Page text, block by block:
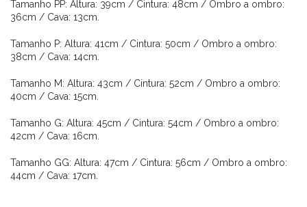
Tamanho PP: Altura: 39cm / Cintura: 48cm / Ombro a ombro:
36cm / Cava: 13cm.
Tamanho P: Altura: 41cm / Cintura: 50cm / Ombro a ombro:
38cm / Cava: 14cm.
Tamanho M: Altura: 43cm / Cintura: 52cm / Ombro a ombro:
40cm / Cava: 15cm.
Tamanho G: Altura: 45cm / Cintura: 54cm / Ombro a ombro:
42cm / Cava: 16cm.
Tamanho GG: Altura: 47cm / Cintura: 56cm / Ombro a ombro:
44cm / Cava: 17cm.